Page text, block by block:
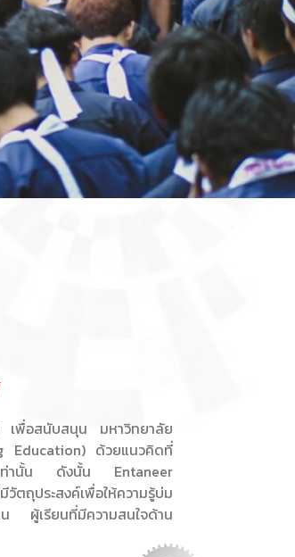
เพื่อสนับสนุน มหาวิทยาลัย
Education) ด้วยแนวคิดที่
บเท่านั้น ดังนั้น Entaneer
ตถุประสงค์เพื่อให้ความรู้บ่ม
ผู้เรียนที่มีความสนใจด้าน